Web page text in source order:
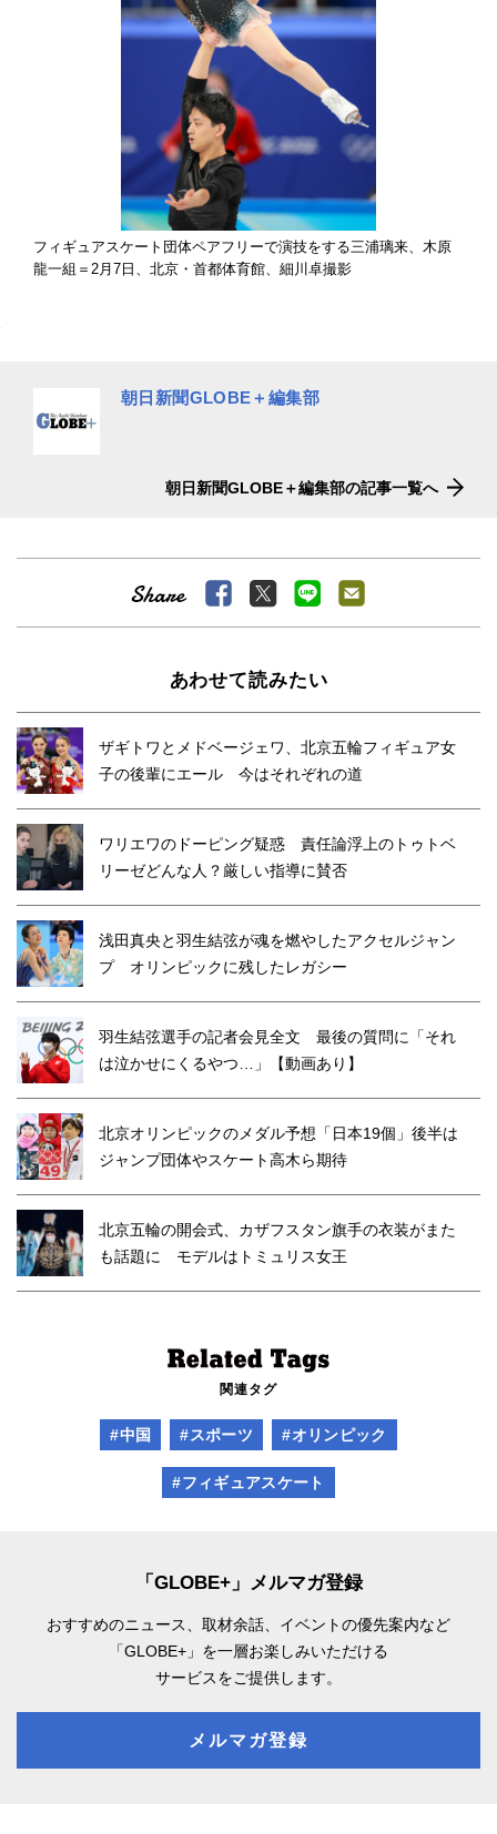
フィギュアスケート団体ペアフリーで演技をする三浦璃来、木原
龍一組＝2月7日、北京・首都体育館、細川卓撮影
朝日新聞GLOBE＋編集部
朝日新聞GLOBE＋編集部の記事一覧へ
あわせて読みたい
ザギトワとメドベージェワ、北京五輪フィギュア女
子の後輩にエール 今はそれぞれの道
ワリエワのドーピング疑惑 責任論浮上のトゥトベ
リーゼどんな人？厳しい指導に賛否
浅田真央と羽生結弦が魂を燃やしたアクセルジャン
プ オリンピックに残したレガシー
羽生結弦選手の記者会見全文 最後の質問に「それ
は泣かせにくるやつ…」【動画あり】
北京オリンピックのメダル予想「日本19個」後半は
ジャンプ団体やスケート高木ら期待
北京五輪の開会式、カザフスタン旗手の衣装がまた
も話題に モデルはトミュリス女王
関連タグ
#中国 #スポーツ #オリンピック
#フィギュアスケート
「GLOBE+」メルマガ登録
おすすめのニュース、取材余話、 イベントの優先案内など
「GLOBE+」を一層お楽しみいただける
サービスをご提供します。
メルマガ登録